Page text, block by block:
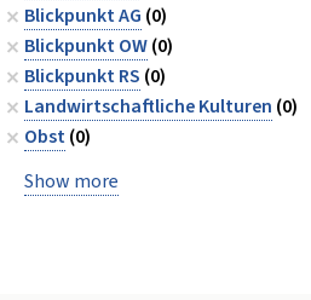
Blickpunkt AG (0)
Blickpunkt OW(0)
Blickpunkt RS (0)
Landwirtschaftliche Kulturen (0)
Obst(0)
Show more